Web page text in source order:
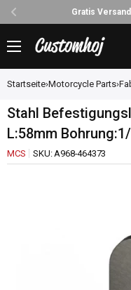
Gratis
zum
Inhalt
Customhoj
Startseite›Motorcycle Parts›
Stahl
L:58mm
MCS SKU:A968-464373